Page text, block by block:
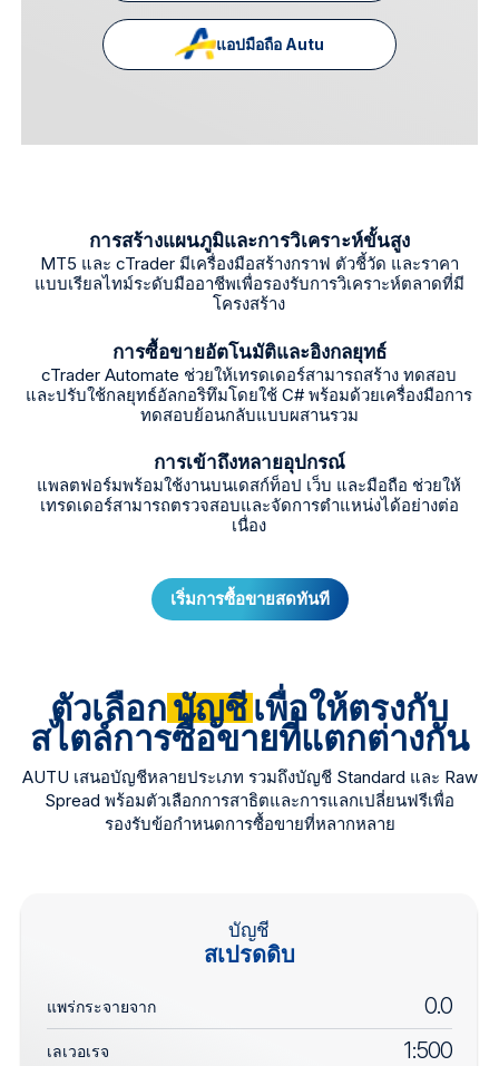
แอปมือถือ Autu
การสร้างแผนภูมิและการวิเคราะห์ขั้นสูง
MT5 และ cTrader มีเครื่องมือสร้างกราฟ ตัวชี้วัด และราคา
แบบเรียลไทม์ระดับมืออาชีพเพื่อรองรับการวิเคราะห์ตลาดที่มี
โครงสร้าง
การซื้อขายอัตโนมัติและอิงกลยุทธ์
cTrader Automate ช่วยให้เทรดเดอร์สามารถสร้าง ทดสอบ
และปรับใช้กลยุทธ์อัลกอริทึมโดยใช้ C# พร้อมด้วยเครื่องมือการ
ทดสอบย้อนกลับแบบผสานรวม
การเข้าถึงหลายอุปกรณ์
แพลตฟอร์มพร้อมใช้งานบนเดสก์ท็อป เว็บ และมือถือ ช่วยให้
เทรดเดอร์สามารถตรวจสอบและจัดการตำแหน่งได้อย่างต่อ
เนื่อง
เริ่มการซื้อขายสดทันที
ตัวเลือกบัญชีเพื่อให้ตรงกับ
สไตล์การซื้อขายที่แตกต่างกัน
AUTU เสนอบัญชีหลายประเภท รวมถึงบัญชี Standard และ Raw
Spread พร้อมตัวเลือกการสาธิตและการแลกเปลี่ยนฟรีเพื่อ
รองรับข้อกำหนดการซื้อขายที่หลากหลาย
บัญชี
สเปรดดิบ
แพร่กระจายจาก 0.0
เลเวอเรจ 1:500